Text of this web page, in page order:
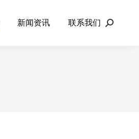
新闻资讯 联系我们 Search: